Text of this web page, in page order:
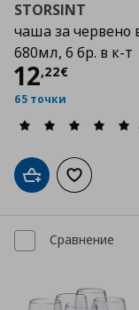
STORSINT
чаша за червено
680мл, 6 бр. в к-т
12,22€
Цена
65 точки
Добави вДобави
Сравнение